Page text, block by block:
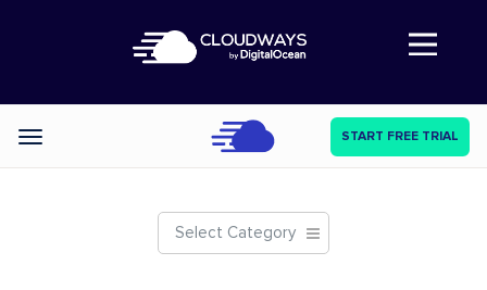
Abre a navegação
Categories START FREE TRIAL
Select Category